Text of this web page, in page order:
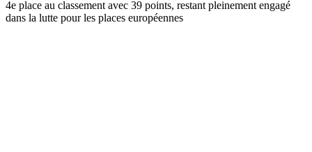
4e place au classement avec 39 points, restant pleinement engagé
dans la lutte pour les places européennes